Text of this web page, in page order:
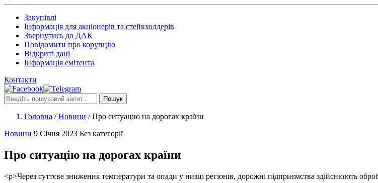
Закупівлі
Інформація для акціонерів та стейкхолдерів
Звернутись до ДАК
Повідомити про корупцію
Відкриті дані
Інформація емітента
Контакти
Пошук
Головна /Новини /Про ситуацію на дорогах країни
Новини 9 Січня 2023 Без категорії
Про ситуацію на дорогах країни
<p>Через суттєве зниження температури та опади у низці регіонів, дорожні підприємства здійснюють